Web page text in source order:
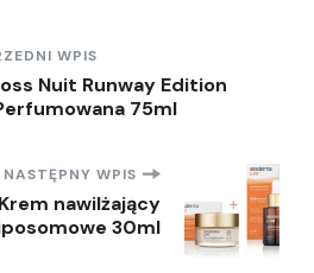
WPIS
Nuit Runway Edition
75ml
NASTĘPNY WPIS
nawilżający
30ml